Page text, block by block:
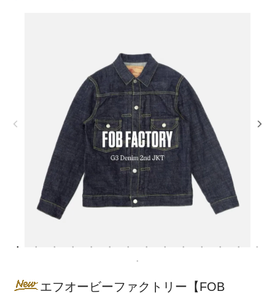
エフオービーファクトリー【FOB